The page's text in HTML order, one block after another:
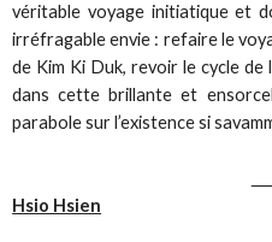
véritable voyage initiatique et
irréfragable envie : refaire le
de Kim Ki Duk, revoir le cycle
dans cette brillante et
parabole sur l’existence si
Hsio Hsien